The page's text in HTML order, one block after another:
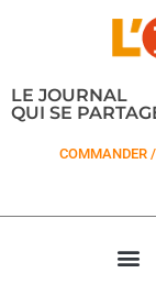
LE JOURNAL
QUI SE
COMMANDER